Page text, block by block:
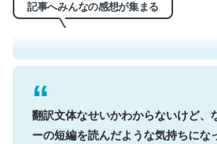
記事へみんなの感想が集まる
─今のこの状況が信じられるかい？ by ラー
翻訳文体なせいかわからないけど、
ーの短編を読んだような気持ちにな